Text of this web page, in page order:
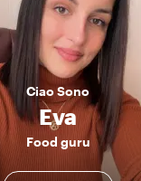
CiaoSono
Eva
Food guru